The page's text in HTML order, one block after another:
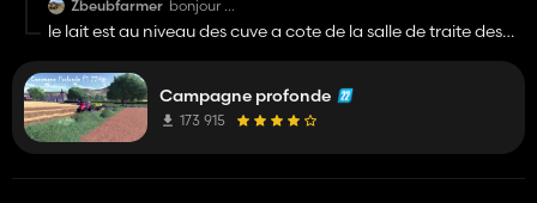
Zbeubfarmer bonjour
petite question
ou est ce qu' on rempli le lait des brebis dans le
le lait est au niveau des cuve a cote de la salle de traite des
Campagne profonde
173 915